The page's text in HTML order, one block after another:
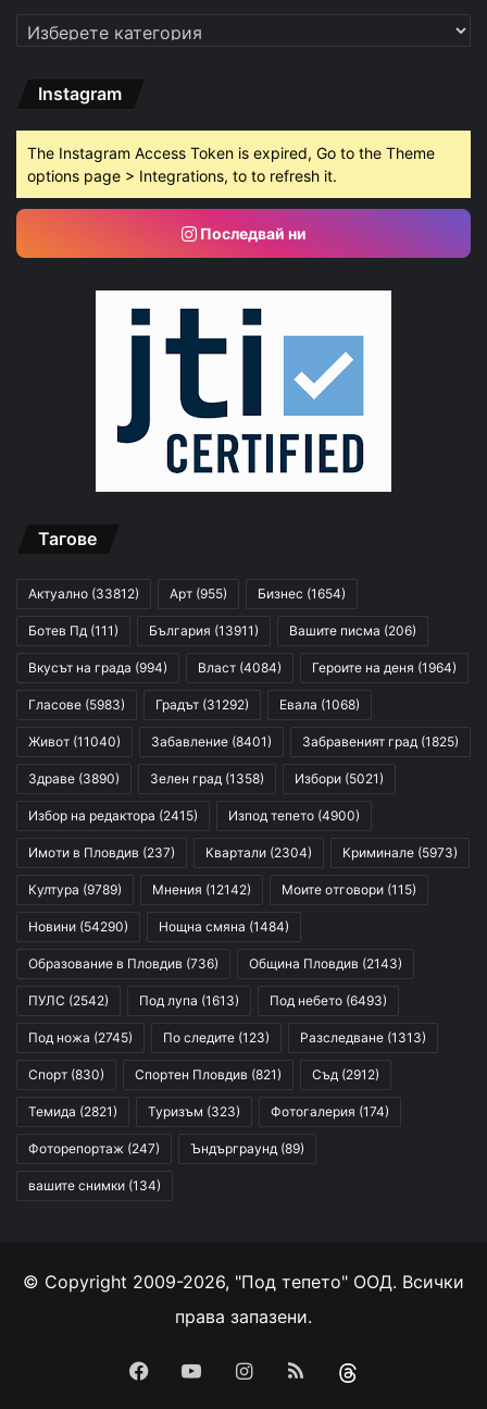
Категории
Instagram
The Instagram Access Token is expired, Go to the Theme
options page > Integrations, to to refresh it.
Последвай ни
Тагове
Актуално (33812) Арт (955) Бизнес (1654)
Ботев Пд (111) България (13911) Вашите писма (206)
Вкусът на града (994) Власт (4084) Героите на деня (1964)
Гласове (5983) Градът (31292) Евала (1068)
Живот (11040) Забавление (8401) Забравеният град (1825)
Здраве (3890) Зелен град (1358) Избори (5021)
Избор на редактора (2415) Изпод тепето (4900)
Имоти в Пловдив (237) Квартали (2304) Криминале (5973)
Култура (9789) Мнения (12142) Моите отговори (115)
Новини (54290) Нощна смяна (1484)
Образование в Пловдив (736) Община Пловдив (2143)
ПУЛС (2542) Под лупа (1613) Под небето (6493)
Под ножа (2745) По следите (123) Разследване (1313)
Спорт (830) Спортен Пловдив (821) Съд (2912)
Темида (2821) Туризъм (323) Фотогалерия (174)
Фоторепортаж (247) Ъндърграунд (89)
вашите снимки (134)
© Copyright 2009-2026, "Под тепето" ООД. Всички
права запазени.
Facebook
YouTubeInstagram
RSS